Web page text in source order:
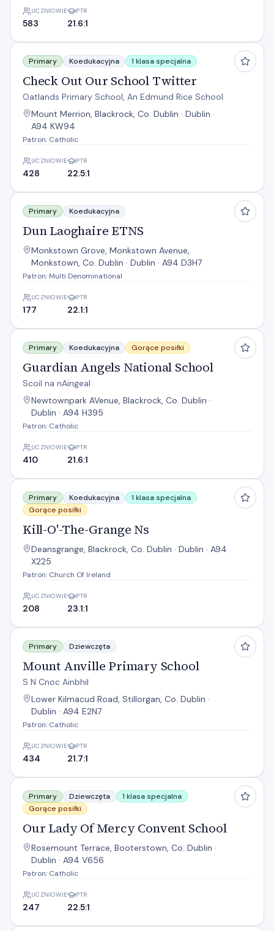
UCZNIOWIE
583
PTR
21.6:1
Check Out Our School Twitter
Primary Koedukacyjna 1 klasa specjalna
Check Out Our School Twitter
Oatlands Primary School, An Edmund Rice School
Mount Merrion, Blackrock, Co. Dublin · Dublin ·
A94 KW94
Patron: Catholic
UCZNIOWIE
428
PTR
22.5:1
Dun Laoghaire ETNS
Primary Koedukacyjna
Dun Laoghaire ETNS
Monkstown Grove, Monkstown Avenue,
Monkstown, Co. Dublin · Dublin · A94 D3H7
Patron: Multi Denominational
UCZNIOWIE
177
PTR
22.1:1
Guardian Angels National School
Primary Koedukacyjna Gorące posiłki
Guardian Angels National School
Scoil na nAingeal
Newtownpark AVenue, Blackrock, Co. Dublin ·
Dublin · A94 H395
Patron: Catholic
UCZNIOWIE
410
PTR
21.6:1
Kill-O'-The-Grange Ns
Primary Koedukacyjna
1 klasa specjalna
Gorące posiłki
Kill-O'-The-Grange Ns
Deansgrange, Blackrock, Co. Dublin · Dublin · A94
X225
Patron: Church Of Ireland
UCZNIOWIE
208
PTR
23.1:1
Mount Anville Primary School
Primary Dziewczęta
Mount Anville Primary School
S N Cnoc Ainbhil
Lower Kilmacud Road, Stillorgan, Co. Dublin ·
Dublin · A94 E2N7
Patron: Catholic
UCZNIOWIE
434
PTR
21.7:1
Our Lady Of Mercy Convent School
Primary Dziewczęta
1 klasa specjalna
Gorące posiłki
Our Lady Of Mercy Convent School
Rosemount Terrace, Booterstown, Co. Dublin ·
Dublin · A94 V656
Patron: Catholic
UCZNIOWIE
247
PTR
22.5:1